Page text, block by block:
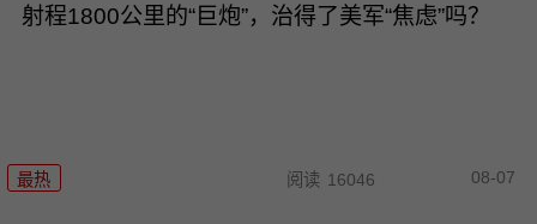
射程1800公里的“巨炮”，治得了美军“焦虑”吗？
最热 阅读 16046 08-07